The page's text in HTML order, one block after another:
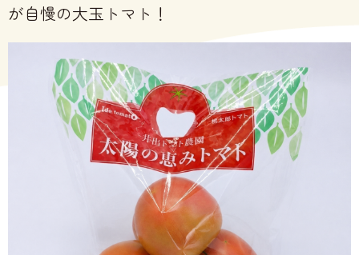
が自慢の大玉トマト！